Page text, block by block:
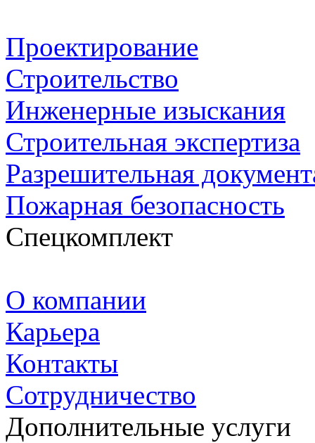
Проектирование
Строительство
Инженерные изыскания
Строительная экспертиза
Разрешительная
Пожарная безопасность
Спецкомплект
О компании
Карьера
Контакты
Сотрудничество
Дополнительные услуги